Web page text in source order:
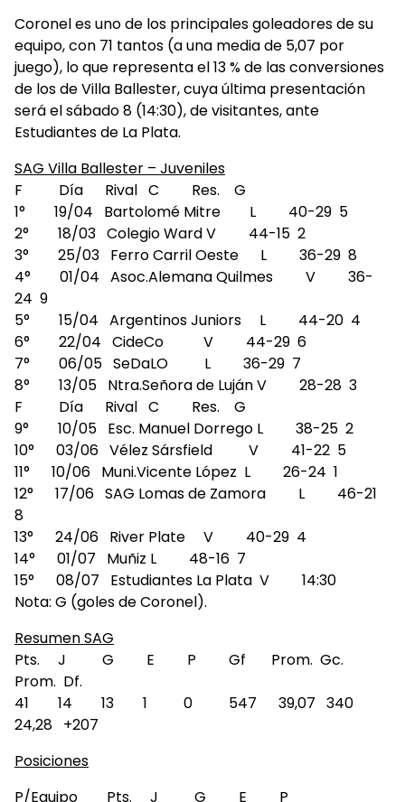
Coronel es uno de los principales goleadores de su
equipo, con 71 tantos (a una media de 5,07 por
juego), lo que representa el 13 % de las conversiones
de los de Villa Ballester, cuya última presentación
será el sábado 8 (14:30), de visitantes, ante
Estudiantes de La Plata.
SAG Villa Ballester – Juveniles
F Día Rival C Res. G
1° 19/04 Bartolomé Mitre L 40-29 5
2° 18/03 Colegio Ward V 44-15 2
3° 25/03 Ferro Carril Oeste L 36-29 8
4° 01/04 Asoc.Alemana Quilmes V 36-
24 9
5° 15/04 Argentinos Juniors L 44-20 4
6° 22/04 CideCo V 44-29 6
7° 06/05 SeDaLO L 36-29 7
8° 13/05 Ntra.Señora de Luján V 28-28 3
F Día Rival C Res. G
9° 10/05 Esc. Manuel Dorrego L 38-25 2
10° 03/06 Vélez Sársfield V 41-22 5
11° 10/06 Muni.Vicente López L 26-24 1
12° 17/06 SAG Lomas de Zamora L 46-21
8
13° 24/06 River Plate V 40-29 4
14° 01/07 Muñiz L 48-16 7
15° 08/07 Estudiantes La Plata V 14:30
Nota: G (goles de Coronel).
Resumen SAG
Pts. J G E P Gf Prom. Gc.
Prom. Df.
41 14 13 1 0 547 39,07 340
24,28 +207
Posiciones
P/Equipo Pts. J G E P